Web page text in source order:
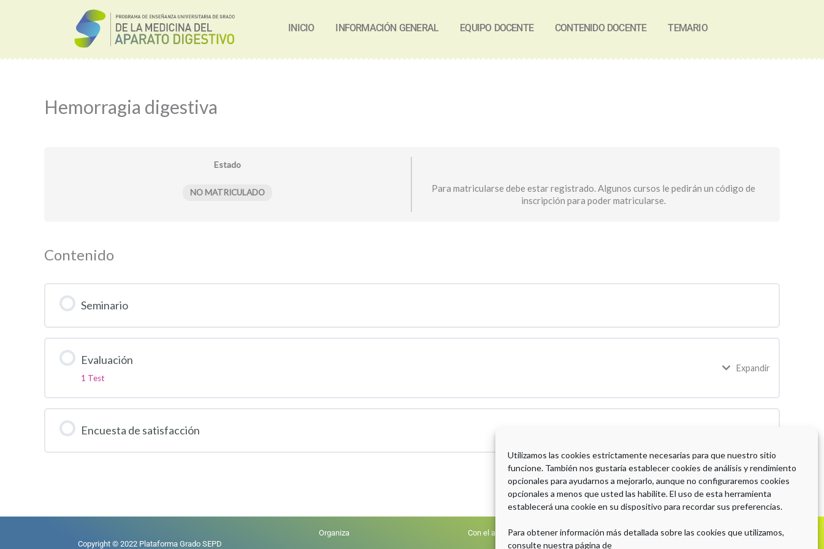
Utilizamos las cookies estrictamente necesarias para que nuestro sitio
funcione. También nos gustaría establecer cookies de análisis y rendimiento
opcionales para ayudarnos a mejorarlo, aunque no configuraremos cookies
opcionales a menos que usted las habilite. El uso de esta herramienta
establecerá una cookie en su dispositivo para recordar sus preferencias.
Para obtener información más detallada sobre las cookies que utilizamos,
consulte nuestra página de
INICIO INFORMACIÓN GENERAL EQUIPO DOCENTE CONTENIDO DOCENTE TEMARIO
Hemorragia digestiva
Estado
NO MATRICULADO
Para matricularse debe estar registrado. Algunos cursos le pedirán un código de
inscripción para poder matricularse.
Contenido
Seminario
Evaluación
1 Test
Expandir
Encuesta de satisfacción
Copyright © 2022 Plataforma Grado SEPD
Organiza Con el aval científico de Con la Colaboración de